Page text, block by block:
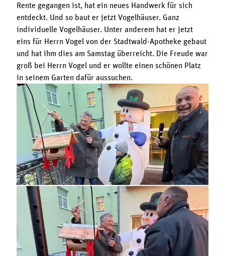
Rente gegangen ist, hat ein neues Handwerk für sich
entdeckt. Und so baut er jetzt Vogelhäuser. Ganz
individuelle Vogelhäuser. Unter anderem hat er jetzt
eins für Herrn Vogel von der Stadtwald-Apotheke gebaut
und hat ihm dies am Samstag überreicht. Die Freude war
groß bei Herrn Vogel und er wollte einen schönen Platz
in seinem Garten dafür aussuchen.